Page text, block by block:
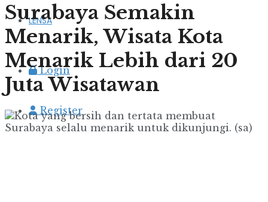
LENSA
Login
Register
Surabaya Semakin
Menarik, Wisata Kota
Menarik Lebih dari 20
Juta Wisatawan